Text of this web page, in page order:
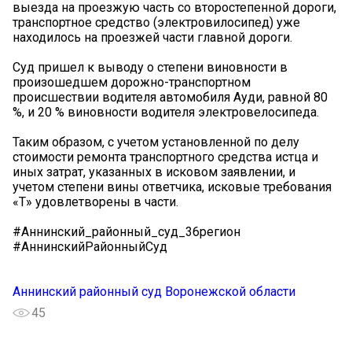
выезда на проезжую часть со второстепенной дороги,
транспортное средство (электровилосипед) уже
находилось на проезжей части главной дороги.
Суд пришел к выводу о степени виновности в
произошедшем дорожно-транспортном
происшествии водителя автомобиля Ауди, равной 80
%, и 20 % виновности водителя электровелосипеда.
Таким образом, с учетом установленной по делу
стоимости ремонта транспортного средства истца и
иных затрат, указанных в исковом заявлении, и
учетом степени вины ответчика, исковые требования
«Т» удовлетворены в части.
#Аннинский_районный_суд_36регион
#АннинскийРайонныйСуд
Аннинский районный суд Воронежской области
45